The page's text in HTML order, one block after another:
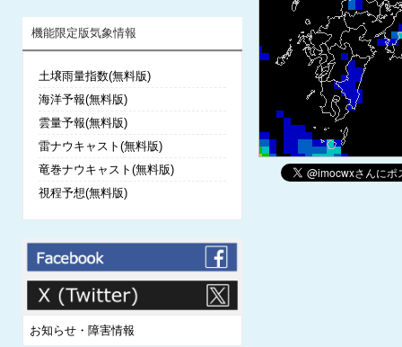
機能限定版気象情報
土壌雨量指数(無料版)
海洋予報(無料版)
雲量予報(無料版)
雷ナウキャスト(無料版)
竜巻ナウキャスト(無料版)
視程予想(無料版)
お知らせ・障害情報